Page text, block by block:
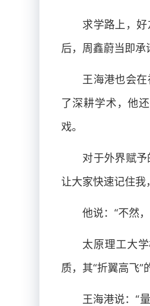
求学路上，
后，周鑫蔚当即承
王海港也会
了深耕学术，他
戏。
对于外界赋
让大家快速记住我
他说：“不然
太原理工大
质，其“折翼高飞”
王海港说：“